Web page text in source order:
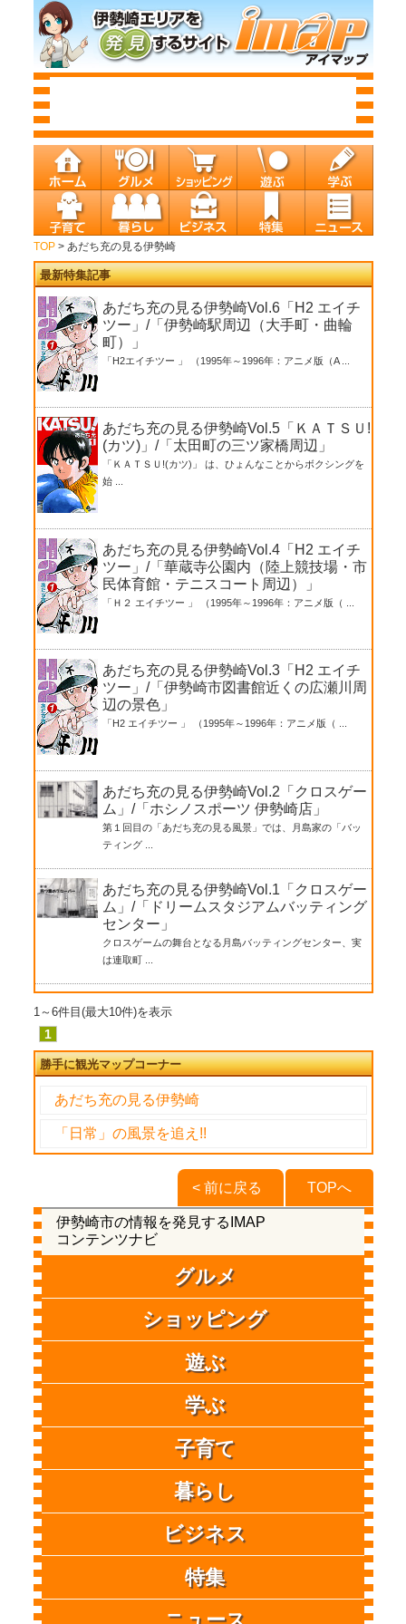
TOP> あだち充の見る伊勢崎
最新特集記事
あだち充の見る伊勢崎Vol.6「H2 エイチ
ツー」/「伊勢崎駅周辺（大手町・曲輪
町）」
「H2エイチツー 」 （1995年～1996年：アニメ版（A ...
あだち充の見る伊勢崎Vol.5「ＫＡＴＳＵ!
(カツ)」/「太田町の三ツ家橋周辺」
「ＫＡＴＳＵ!(カツ)」 は、ひょんなことからボクシングを
始 ...
あだち充の見る伊勢崎Vol.4「H2 エイチ
ツー」/「華蔵寺公園内（陸上競技場・市
民体育館・テニスコート周辺）」
「Ｈ２ エイチツー 」 （1995年～1996年：アニメ版（ ...
あだち充の見る伊勢崎Vol.3「H2 エイチ
ツー」/「伊勢崎市図書館近くの広瀬川周
辺の景色」
「H2 エイチツー 」 （1995年～1996年：アニメ版（ ...
あだち充の見る伊勢崎Vol.2「クロスゲー
ム」/「ホシノスポーツ 伊勢崎店」
第１回目の「あだち充の見る風景」では、月島家の「バッ
ティング ...
あだち充の見る伊勢崎Vol.1「クロスゲー
ム」/「ドリームスタジアムバッティング
センター」
クロスゲームの舞台となる月島バッティングセンター、実
は連取町 ...
1～6件目(最大10件)を表示
1
勝手に観光マップコーナー
あだち充の見る伊勢崎
「日常」の風景を追え!!
TOPへ
< 前に戻る
伊勢崎市の情報を発見するIMAP
コンテンツナビ
グルメ
ショッピング
遊ぶ
学ぶ
子育て
暮らし
ビジネス
特集